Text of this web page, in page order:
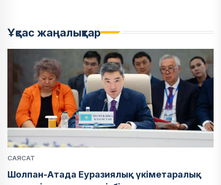
Ұқсас жаңалықтар
САЯСАТ
Шолпан-Атада Еуразиялық үкіметаралық